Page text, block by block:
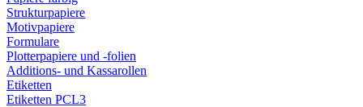
Strukturpapiere
Motivpapiere
Formulare
Plotterpapiere und -folien
Additions- und Kassarollen
Etiketten
Etiketten PCL3